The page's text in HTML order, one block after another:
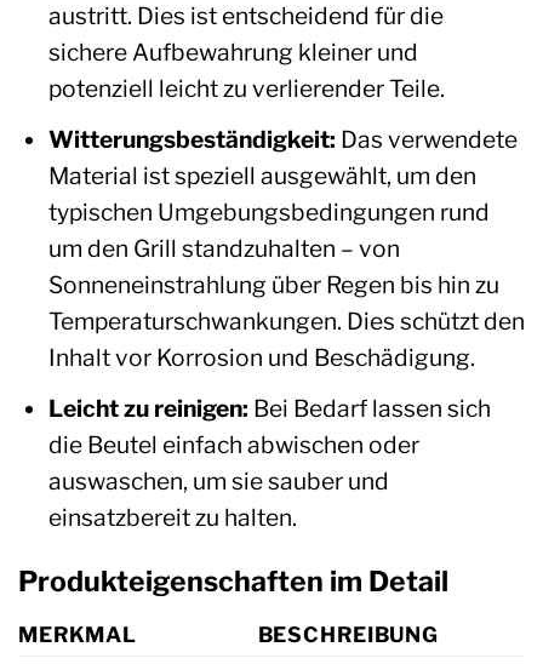
austritt. Dies ist entscheidend für die
sichere Aufbewahrung kleiner und
potenziell leicht zu verlierender Teile.
Witterungsbeständigkeit: Das verwendete
Material ist speziell ausgewählt, um den
typischen Umgebungsbedingungen rund
um den Grill standzuhalten – von
Sonneneinstrahlung über Regen bis hin zu
Temperaturschwankungen. Dies schützt den
Inhalt vor Korrosion und Beschädigung.
Leicht zu reinigen: Bei Bedarf lassen sich
die Beutel einfach abwischen oder
auswaschen, um sie sauber und
einsatzbereit zu halten.
Produkteigenschaften im Detail
MERKMAL BESCHREIBUNG